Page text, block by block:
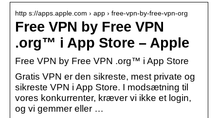
http s://apps.apple.com › app › free-vpn-by-free-vpn-org
Free VPN by Free VPN
.org™ i App Store – Apple
‎Free VPN by Free VPN .org™ i App Store
Gratis VPN er den sikreste, mest private og
sikreste VPN i App Store. I modsætning til
vores konkurrenter, kræver vi ikke et login,
og vi gemmer eller …